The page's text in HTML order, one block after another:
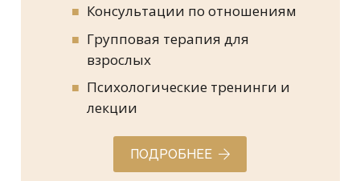
Консультации по отношениям
Групповая терапия для
взрослых
Психологические тренинги и
лекции
ПОДРОБНЕЕ